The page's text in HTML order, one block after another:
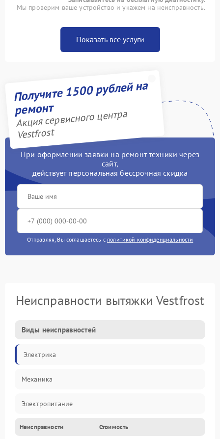
Мы проверим ваше устройство и укажем на неисправность.
Показать все услуги
Получите 1500 рублей на
ремонт
Акция сервисного центра
Vestfrost
При оформлении заявки на ремонт техники через
сайт,
действует персональная бессрочная скидка
Отправляя, Вы соглашаетесь с политикой конфиденциальности
Неисправности вытяжки Vestfrost
Виды неисправностей
Электрика
Механика
Электропитание
Вентиляция
Неисправности Стоимость